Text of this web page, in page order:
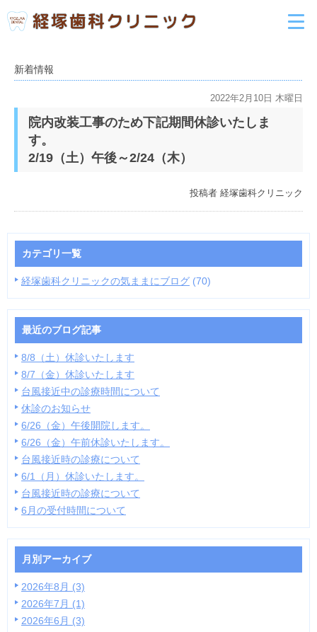
新着情報
2022年2月10日 木曜日
院内改装工事のため下記期間休診いたしま
す。
2/19（土）午後～2/24（木）
投稿者 経塚歯科クリニック
カテゴリ一覧
経塚歯科クリニックの気ままにブログ (70)
最近のブログ記事
8/8（土）休診いたします
8/7（金）休診いたします
台風接近中の診療時間について
休診のお知らせ
6/26（金）午後開院します。
6/26（金）午前休診いたします。
台風接近時の診療について
6/1（月）休診いたします。
台風接近時の診療について
6月の受付時間について
月別アーカイブ
2026年8月 (3)
2026年7月 (1)
2026年6月 (3)